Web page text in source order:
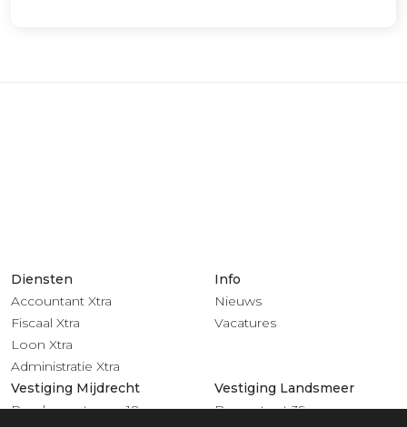
Diensten
Accountant Xtra
Fiscaal Xtra
Loon Xtra
Administratie Xtra
Info
Nieuws
Vacatures
Vestiging Mijdrecht
Rendementsweg 18
Vestiging Landsmeer
Dorpsstraat 39